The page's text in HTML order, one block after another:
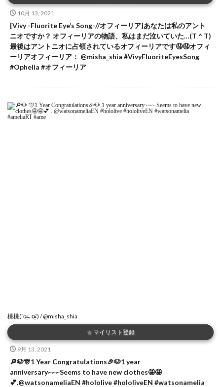
10月 13, 2021
[Vivy -Fluorite Eye’s Song-//オフィーリア]あなたは私のアント
ニオですか？ オフィーリアの物語、私はまだ泣いていた…(T ^ T)
最後はアントニオに占領されているオフィーリアです🤤🤤オフィ
ーリアオフィーリア： @misha_shia #VivyFluoriteEyesSong
#Ophelia #オフィーリア
桃桃(ˊo̴̶̷̤⌄o̴̶̷̤ˋ) / @misha_shia
★ マイリスト登録
9月 13, 2021
🔎🐶🎊1 Year Congratulations🎉🐶1 year
anniversary~~~Seems to have new clothes🤩🤩
💕.@watsonameliaEN #hololive #hololiveEN #watsonamelia